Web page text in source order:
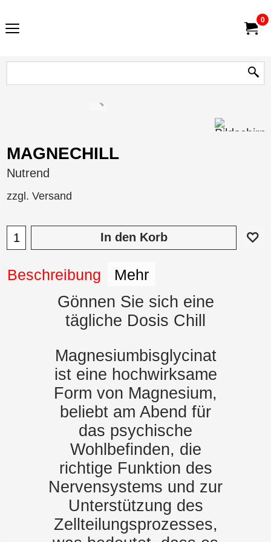
0
MAGNECHILL
Nutrend
zzgl. Versand
In den Korb
Beschreibung Mehr
Gönnen Sie sich eine
tägliche Dosis Chill
Magnesiumbisglycinat
ist eine hochwirksame
Form von Magnesium,
beliebt am Abend für
das psychische
Wohlbefinden, die
richtige Funktion des
Nervensystems und zur
Unterstützung des
Zellteilungsprozesses,